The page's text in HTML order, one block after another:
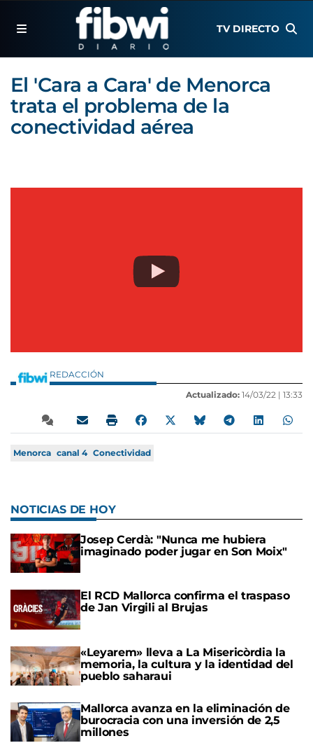
TV DIRECTO
El 'Cara a Cara' de Menorca
trata el problema de la
conectividad aérea
REDACCIÓN
Actualizado: 14/03/22 | 13:33
Menorca canal 4 Conectividad
NOTICIAS DE HOY
Josep Cerdà: "Nunca me hubiera
imaginado poder jugar en Son Moix"
El RCD Mallorca confirma el traspaso
de Jan Virgili al Brujas
«Leyarem» lleva a La Misericòrdia la
memoria, la cultura y la identidad del
pueblo saharaui
Mallorca avanza en la eliminación de
burocracia con una inversión de 2,5
millones